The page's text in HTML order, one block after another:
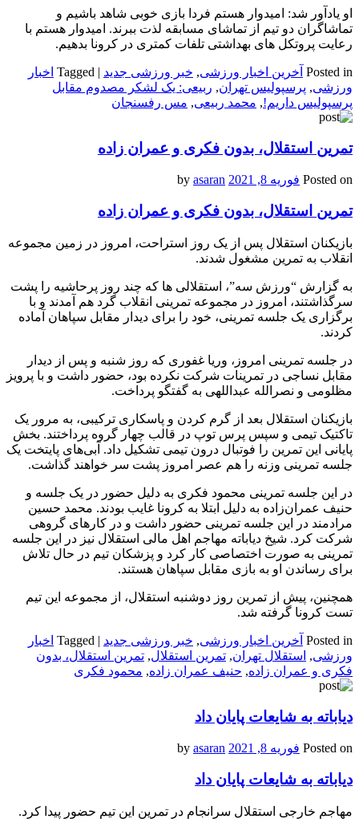
او یادآور شد: امیدوار هستم فردا بازی خوبی شاهد باشیم و
تماشاگران دو تیم از تماشای مسابقه لذت ببرند. امیدوار هستم با
رعایت پروتکل های بهداشتی تلفات کمتری در کرونا بدهیم.
Posted in آخرین اخبار ورزشی, خبر ورزشی جدید |
Tagged اخبار
ورزشی, پرسپولیس تهران, ربیعی: یک لشکر مصدوم مقابل
پرسپولیس داریم!, محمد ربیعی, مس رفسنجان
تمرین استقلال، بدون فکری و عمران زاده
Posted on فوریه 8, 2021 asaran
تمرین استقلال، بدون فکری و عمران زاده
بازیکنان استقلال پس از یک روز استراحت، امروز در زمین مجموعه
انقلاب به تمرین مشغول شدند.
به گزارش “ورزش سه”، استقلالی ها که چند روز پرحاشیه را پشت
سرگذاشتند، امروز در مجموعه تمرینی انقلاب گرد هم آمدند و با
برگزاری یک جلسه تمرینی، خود را برای دیدار مقابل سپاهان آماده
کردند.
در جلسه تمرینی امروز، وریا غفوری که روز شنبه و پس از دیدار
مقابل نساجی در تمرینات شرکت نکرده بود، حضور داشت و با پرویز
مظلومی و نصرالله عبداللهی به گفتگو پرداخت.
بازیکنان استقلال بعد از گرم کردن و پاسکاری ترکیبی، به مرور یک
تاکتیک تیمی و سپس پرس توپ در قالب چهار گروه پرداختند. بخش
پایانی این تمرین را فوتبال درون تیمی تشکیل داد. آبی‌های پایتخت یک
جلسه تمرینی وزنه را هم عصر امروز پشت سر خواهند گذاشت.
در این جلسه تمرینی محمود فکری به دلیل حضور در یک جلسه و
حنیف عمران‌زاده به دلیل ابتلا به کرونا غایب بودند. محمد حسین
مرادمند در این جلسه تمرینی حضور داشت و در کارهای گروهی
شرکت کرد. شیخ دیاباته مهاجم اهل مالی استقلال نیز در این جلسه
تمرینی به صورت اختصاصی کار کرد و پزشکان تیم در حال تلاش
برای رساندن او به بازی مقابل سپاهان هستند.
همچنین، پیش از تمرین روز دوشنبه استقلال، از مجموعه این تیم
تست کرونا گرفته شد.
Posted in آخرین اخبار ورزشی, خبر ورزشی جدید |
Tagged اخبار
ورزشی, استقلال تهران, تمرین استقلال, تمرین استقلال، بدون
فکری و عمران زاده, حنیف عمران زاده, محمود فکری
دیاباته به شایعات پایان داد
Posted on فوریه 8, 2021 asaran
دیاباته به شایعات پایان داد
مهاجم خارجی استقلال سرانجام در تمرین این تیم حضور پیدا کرد.